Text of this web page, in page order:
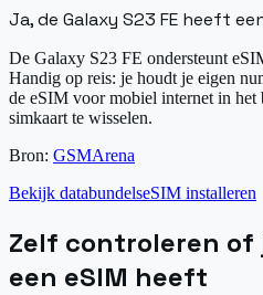
Ja, de Galaxy S23 FE heeft
De Galaxy S23 FE ondersteunt
Handig op reis: je houdt je eigen
de eSIM voor mobiel internet in het
simkaart te wisselen.
Bron: GSMArena
Bekijk databundelseSIM installeren
Zelf controleren of
een eSIM heeft